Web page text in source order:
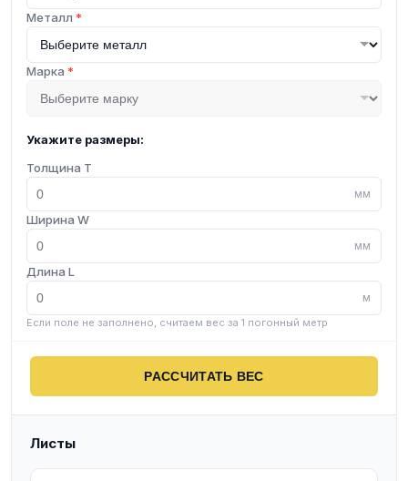
Металл *
Марка *
Укажите размеры:
Толщина T
мм
Ширина W
мм
Длина L
м
Если поле не заполнено, считаем вес за 1 погонный метр
РАССЧИТАТЬ ВЕС
Листы